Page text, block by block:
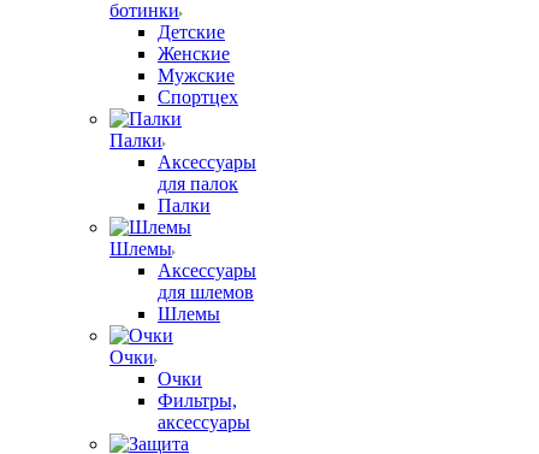
ботинки
Детские
Женские
Мужские
Спортцех
Палки
Аксессуары
для палок
Палки
Шлемы
Аксессуары
для шлемов
Шлемы
Очки
Очки
Фильтры,
аксессуары